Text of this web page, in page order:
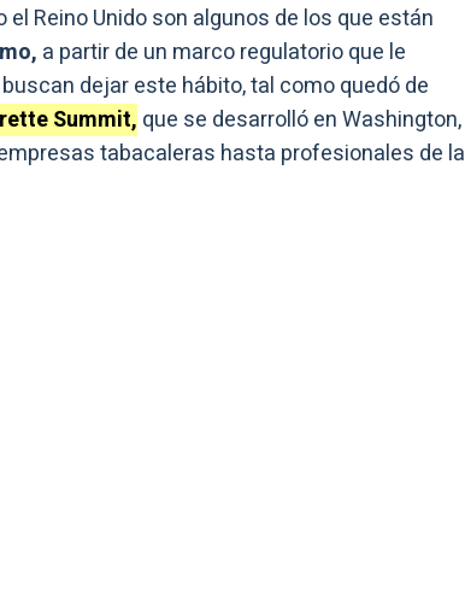
Reino Unido son algunos de los que están
a partir de un marco regulatorio que le
dejar este hábito, tal como quedó de
Summit, que se desarrolló en Washington,
tabacaleras hasta profesionales de la